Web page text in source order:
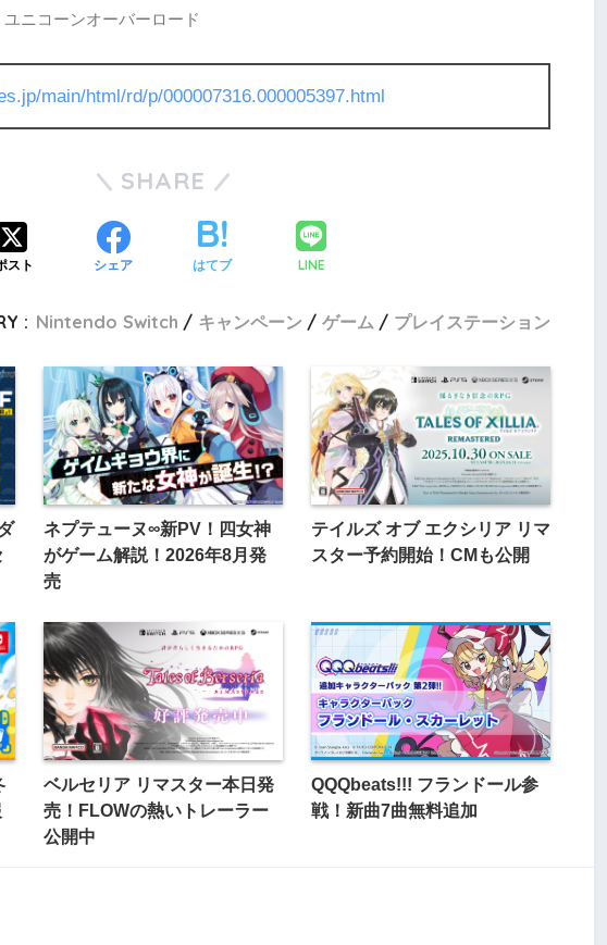
ニコーンオーバーロード
main/html/rd/p/000007316.000005397.html
SHARE
スト シェア はてブ LINE
: Nintendo Switch キャンペーン ゲーム プレイステーション
ネプテューヌ∞新PV！四女神
がゲーム解説！2026年8月発
売
テイルズ オブ エクシリア リマ
スター予約開始！CMも公開
ベルセリア リマスター本日発
売！FLOWの熱いトレーラー
公開中
QQQbeats!!! フランドール参
戦！新曲7曲無料追加